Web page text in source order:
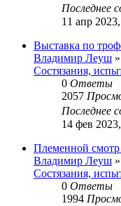
Последнее
11 апр
Выставка по
Владимир Леуш
Состязания,
0 Ответы
2057
Последнее
14 фев
Племенной смотр
Владимир Леуш
Состязания,
0 Ответы
1994